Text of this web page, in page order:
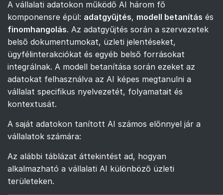
A vállalati adatokon működő AI három fő
komponensre épül: adatgyűjtés, modell betanítás és
finomhangolás. Az adatgyűjtés során a szervezetek
belső dokumentumokat, üzleti jelentéseket,
ügyfélinterakciókat és egyéb belső forrásokat
integrálnak. A modell betanítása során ezeket az
adatokat felhasználva az AI képes megtanulni a
vállalat specifikus nyelvezetét, folyamatait és
kontextusát.
A saját adatokon tanított AI számos előnnyel jár a
vállalatok számára:
Az alábbi táblázat áttekintést ad, hogyan
alkalmazható a vállalati AI különböző üzleti
területeken.